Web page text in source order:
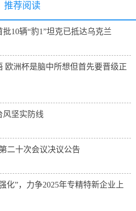
推荐阅读
10辆“豹1”坦克已抵达乌克兰
欧洲杯是脑中所想但首先要晋级正
风坚实防线
二十次会议决议公告
化”，力争2025年专精特新企业上